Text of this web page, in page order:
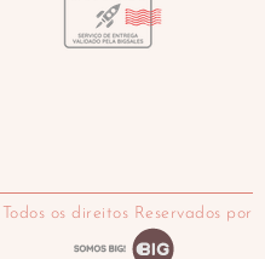
os direitos Reservados por